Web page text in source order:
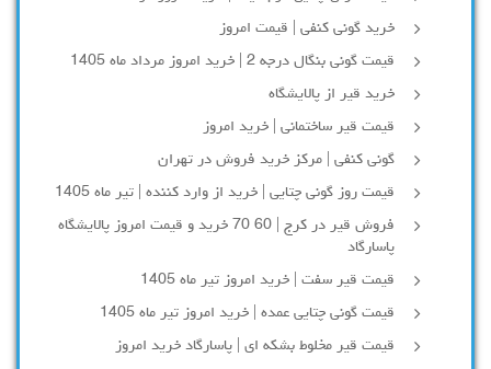
خرید گونی کنفی | قیمت امروز
قیمت گونی بنگال درجه 2 | خرید امروز مرداد ماه 1405
خرید قیر از پالایشگاه
قیمت قیر ساختمانی | خرید امروز
گونی کنفی | مرکز خرید فروش در تهران
قیمت روز گونی چتایی | خرید از وارد کننده | تیر ماه 1405
فروش قیر در کرج | 60 70 خرید و قیمت امروز پالایشگاه
پاسارگاد
قیمت قیر سفت | خرید امروز تیر ماه 1405
قیمت گونی چتایی عمده | خرید امروز تیر ماه 1405
قیمت قیر مخلوط بشکه ای | پاسارگاد خرید امروز